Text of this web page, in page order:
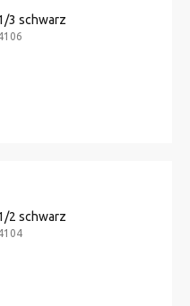
3 schwarz
2 schwarz